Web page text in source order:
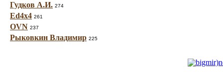
Гудков А.И. 274
Ed4x4 261
OVN 237
Рыковкин Владимир 225